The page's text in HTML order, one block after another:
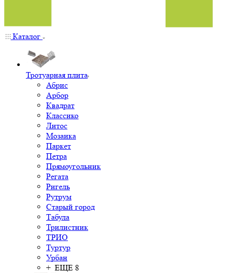
Каталог
Тротуарная плита
Абрис
Арбор
Квадрат
Классико
Литос
Мозаика
Паркет
Петра
Прямоугольник
Регата
Ригель
Рутрум
Старый город
Табула
Трилистник
ТРИО
Туртур
Урбан
+ ЕЩЕ 8